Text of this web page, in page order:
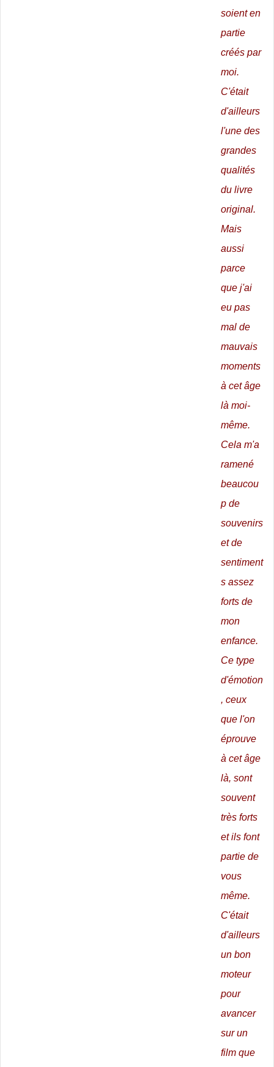
soient en
partie
créés par
moi.
C'était
d'ailleurs
l'une des
grandes
qualités
du livre
original.
Mais
aussi
parce
que j'ai
eu pas
mal de
mauvais
moments
à cet âge
là moi-
même.
Cela m'a
ramené
beaucou
p de
souvenirs
et de
sentiment
s assez
forts de
mon
enfance.
Ce type
d'émotion
, ceux
que l'on
éprouve
à cet âge
là, sont
souvent
très forts
et ils font
partie de
vous
même.
C'était
d'ailleurs
un bon
moteur
pour
avancer
sur un
film que